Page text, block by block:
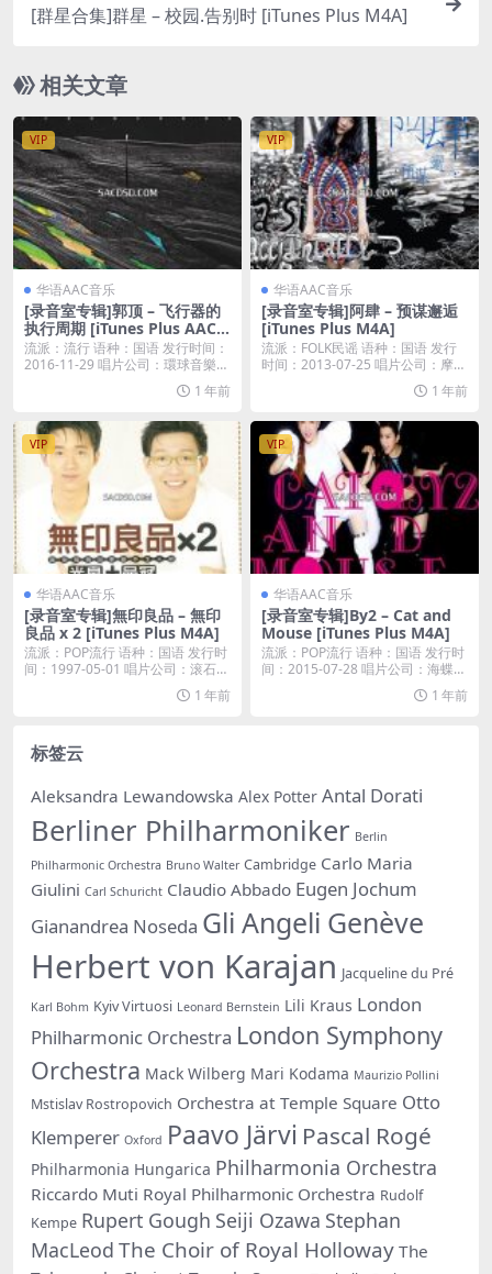
[群星合集]群星 – 校园.告别时 [iTunes Plus M4A]
相关文章
VIP
华语AAC音乐
[录音室专辑]郭顶 – 飞行器的
执行周期 [iTunes Plus AAC
M4A]
流派：流行 语种：国语 发行时间：
2016-11-29 唱片公司：環球音樂
1 年前
VIP
华语AAC音乐
[录音室专辑]阿肆 – 预谋邂逅
[iTunes Plus M4A]
流派：FOLK民谣 语种：国语 发行
时间：2013-07-25 唱片公司：摩登
1 年前
VIP
华语AAC音乐
[录音室专辑]無印良品 – 無印
良品 x 2 [iTunes Plus M4A]
流派：POP流行 语种：国语 发行时
间：1997-05-01 唱片公司：滚石唱
1 年前
VIP
华语AAC音乐
[录音室专辑]By2 – Cat and
Mouse [iTunes Plus M4A]
流派：POP流行 语种：国语 发行时
间：2015-07-28 唱片公司：海蝶音
1 年前
标签云
Aleksandra Lewandowska Alex Potter Antal Dorati
Berliner Philharmoniker Berlin
Philharmonic Orchestra Bruno Walter Cambridge Carlo Maria
Giulini Carl Schuricht Claudio Abbado Eugen Jochum
Gianandrea Noseda Gli Angeli Genève
Herbert von Karajan Jacqueline du Pré
Karl Bohm Kyiv Virtuosi Leonard Bernstein Lili Kraus London
Philharmonic Orchestra London Symphony
Orchestra Mack Wilberg Mari Kodama Maurizio Pollini
Mstislav Rostropovich Orchestra at Temple Square Otto
Klemperer Oxford Paavo Järvi Pascal Rogé
Philharmonia Hungarica Philharmonia Orchestra
Riccardo Muti Royal Philharmonic Orchestra Rudolf
Kempe Rupert Gough Seiji Ozawa Stephan
MacLeod The Choir of Royal Holloway The